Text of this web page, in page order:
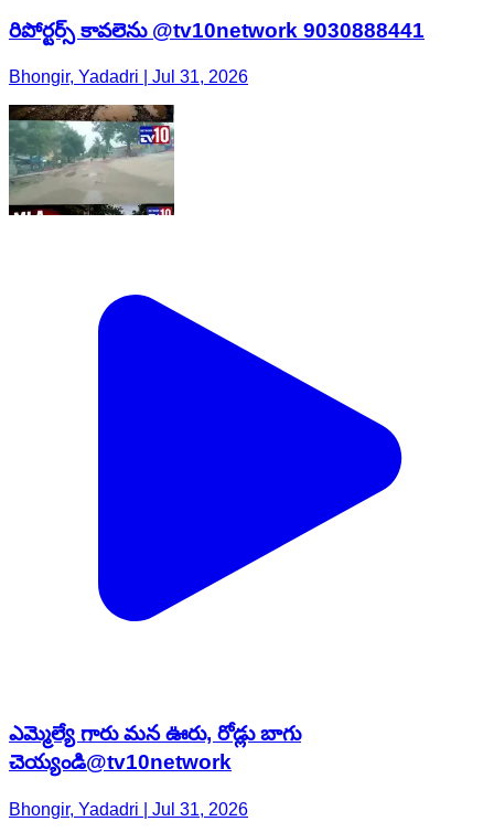
రిపోర్టర్స్ కావలెను @tv10network 9030888441
Bhongir, Yadadri | Jul 31, 2026
ఎమ్మెల్యే గారు మన ఊరు, రోడ్లు బాగు
చెయ్యండి@tv10network
Bhongir, Yadadri | Jul 31, 2026